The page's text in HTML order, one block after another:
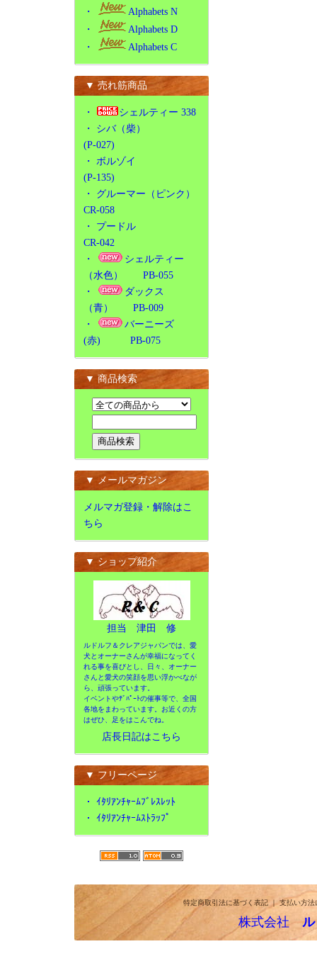
・
Alphabets N
・
Alphabets D
・
Alphabets C
▼ 売れ筋商品
・
シェルティー 338
・ シバ（柴）
(P-027)
・ ボルゾイ
(P-135)
・ グルーマー（ピンク）
CR-058
・ プードル
CR-042
・
シェルティー
（水色） PB-055
・
ダックス
（青） PB-009
・
バーニーズ
(赤) PB-075
▼ 商品検索
▼ メールマガジン
メルマガ登録・解除はこ
ちら
▼ ショップ紹介
担当 津田 修
ルドルフ＆クレアジャパンでは、愛
犬とオーナーさんが幸福になってく
れる事を喜びとし、日々、オーナー
さんと愛犬の笑顔を思い浮かべなが
ら、頑張っています。
イベントやﾃﾞﾊﾟｰﾄの催事等で、全国
各地をまわっています。お近くの方
はぜひ、足をはこんでね。
店長日記はこちら
▼ フリーページ
・ ｲﾀﾘｱﾝﾁｬｰﾑﾌﾞﾚｽﾚｯﾄ
・ ｲﾀﾘｱﾝﾁｬｰﾑｽﾄﾗｯﾌﾟ
特定商取引法に基づく表記｜支払い方法
株式会社